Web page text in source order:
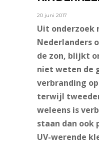
20 juni 2017
Uit onderzoek
Nederlanders
de zon, blijkt
niet weten de
verbranding
terwijl
weleens is
staan dan
UV-werende